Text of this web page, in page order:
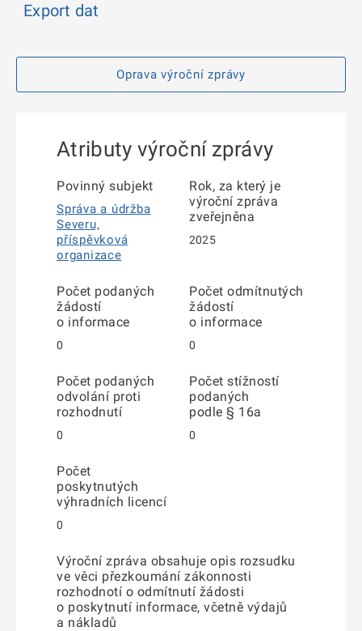
Export dat
Oprava výroční zprávy
Atributy výroční zprávy
Povinný subjekt
Správa a údržba
Severu,
příspěvková
organizace
Rok, za který je
výroční zpráva
zveřejněna
2025
Počet podaných
žádostí
o informace
0
Počet odmítnutých
žádostí
o informace
0
Počet podaných
odvolání proti
rozhodnutí
0
Počet stížností
podaných
podle § 16a
0
Počet
poskytnutých
výhradních licencí
0
Výroční zpráva obsahuje opis rozsudku
ve věci přezkoumání zákonnosti
rozhodnotí o odmítnutí žádosti
o poskytnutí informace, včetně výdajů
a nákladů